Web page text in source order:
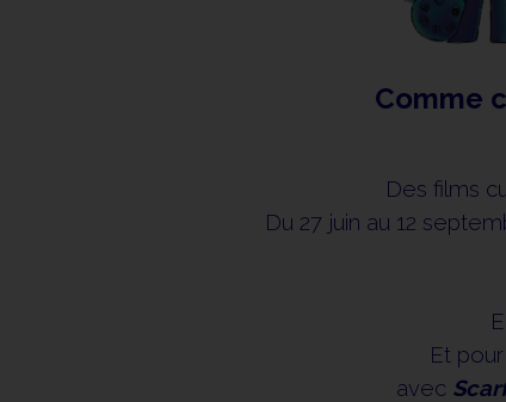
Comme
Des films
Du 27 juin au 12
Et
avec